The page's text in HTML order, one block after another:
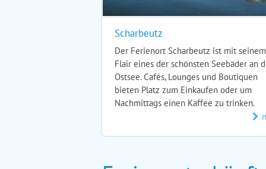
Scharbeutz
Der Ferienort Scharbeutz ist mit seinem
Flair eines der schönsten Seebäder an
Ostsee. Cafés, Lounges und Boutiquen
bieten Platz zum Einkaufen oder um
Nachmittags einen Kaffee zu trinken.